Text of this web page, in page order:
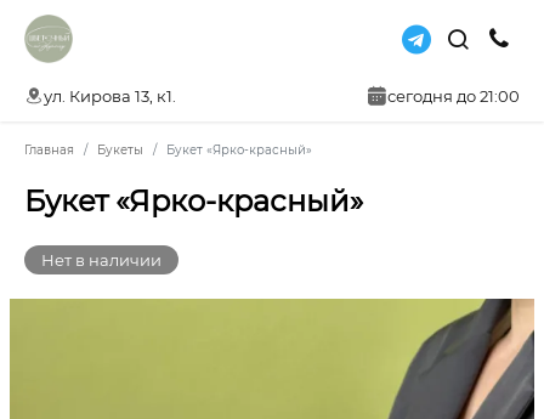
ул. Кирова 13, к1. сегодня до 21:00
Главная Букеты Букет «Ярко-красный»
Букет «Ярко-красный»
Нет в наличии